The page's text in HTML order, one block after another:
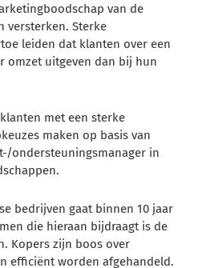
van de
versterken. Sterke
leiden dat klanten over een
omzet uitgeven dan bij hun
met een sterke
maken op basis van
ondersteuningsmanager in
bedrijven gaat binnen 10 jaar
die hieraan bijdraagt is de
Kopers zijn boos over
efficiënt worden afgehandeld.